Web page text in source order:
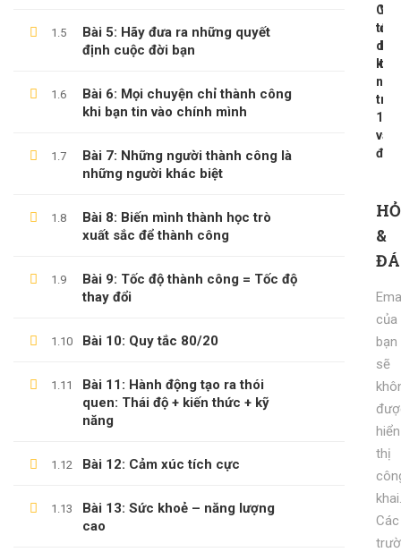
1.5
Bài 5: Hãy đưa ra những quyết
định cuộc đời bạn
1.6
Bài 6: Mọi chuyện chỉ thành công
khi bạn tin vào chính mình
1.7
Bài 7: Những người thành công là
những người khác biệt
1.8
Bài 8: Biến mình thành học trò
xuất sắc để thành công
1.9
Bài 9: Tốc độ thành công = Tốc độ
thay đổi
1.10 Bài 10: Quy tắc 80/20
1.11
Bài 11: Hành động tạo ra thói
quen: Thái độ + kiến thức + kỹ
năng
1.12 Bài 12: Cảm xúc tích cực
1.13
Bài 13: Sức khoẻ – năng lượng
cao
tư
duy
1
vấn
đề
Vấn
đề
tiền
&
của
bạn
sẽ
hiển
thị
khai.
Các
LATEST COURSES
500,000 ₫99,000 ₫
600,000 ₫199,000 ₫
600,000 ₫ 99,000 ₫